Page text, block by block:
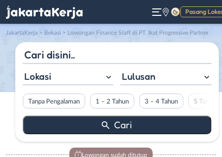
Pasang
Gelap
JakartaKerja > Bekasi > Lowongan Finance Staff di PT. Ikat Progressive Partner
Lokasi Lulusan
Tanpa Pengalaman 1 – 2 Tahun 3 – 4 Tahun 5 Tahun
Lowongan sudah ditutup